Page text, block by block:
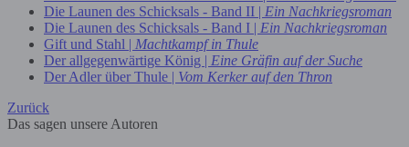
Die Launen des Schicksals - Band II | Ein Nachkriegsroman
Die Launen des Schicksals - Band I | Ein Nachkriegsroman
Gift und Stahl | Machtkampf in Thule
Der allgegenwärtige König | Eine Gräfin auf der Suche
Der Adler über Thule | Vom Kerker auf den Thron
Zurück
Das sagen unsere Autoren